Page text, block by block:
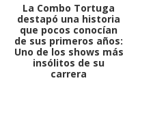
La Combo Tortuga
destapó una historia
que pocos conocían
de sus primeros años:
Uno de los shows más
insólitos de su
carrera